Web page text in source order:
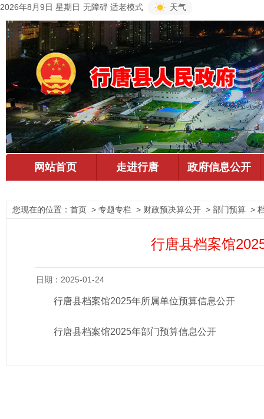
2026年8月9日 星期日 无障碍 适老模式 天气
您现在的位置： 首页 > 专题专栏 > 财政预决算公开 > 部门预算 >
行唐县档案馆
日期：2025-01-24
行唐县档案馆2025年所属单位预算信息公开
行唐县档案馆2025年部门预算信息公开